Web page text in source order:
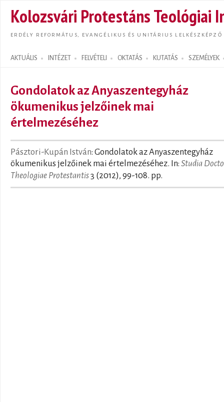
Kolozsvári Protestáns Teológiai
ERDÉLY REFORMÁTUS, EVANGÉLIKUS ÉS UNITÁRIUS LELKÉSZKÉPZŐ
AKTUÁLIS INTÉZET FELVÉTELI OKTATÁS KUTATÁS SZEMÉLYEK
Search form
Gondolatok az Anyaszentegyház
ökumenikus jelzőinek mai
értelmezéséhez
Pásztori-Kupán István: Gondolatok az Anyaszentegyház
ökumenikus jelzőinek mai értelmezéséhez. In: Studia
Theologiae Protestantis3 (2012), 99-108. pp.